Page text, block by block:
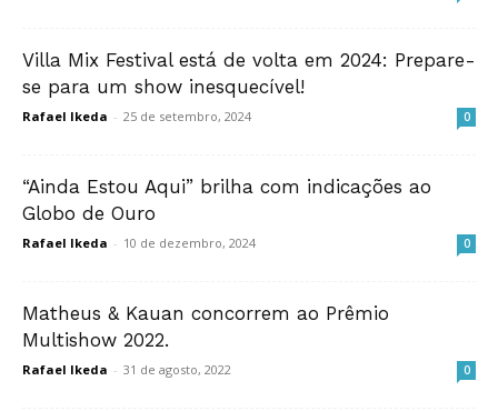
Villa Mix Festival está de volta em 2024: Prepare-
se para um show inesquecível!
Rafael Ikeda - 25 de setembro, 2024 0
“Ainda Estou Aqui” brilha com indicações ao
Globo de Ouro
Rafael Ikeda - 10 de dezembro, 2024 0
Matheus & Kauan concorrem ao Prêmio
Multishow 2022.
Rafael Ikeda - 31 de agosto, 2022 0